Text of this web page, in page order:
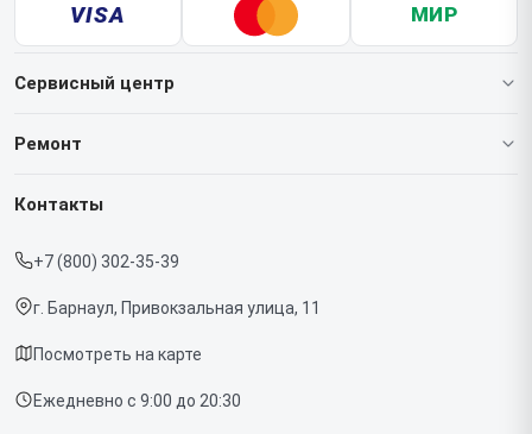
VISA МИР
Сервисный центр
О нашем сервисе
Срочный ремонт
Доставка и способы оплаты
Диагностика
Контакты
Ремонт
Ноутбуков
Контакты
+7 (800) 302-35-39
г. Барнаул, Привокзальная улица, 11
Посмотреть на карте
Ежедневно с 9:00 до 20:30